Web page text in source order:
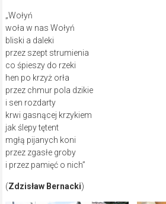
„Wołyń
woła w nas Wołyń
bliski a daleki
przez szept strumienia
co śpieszy do rzeki
hen po krzyż orła
przez chmur pola dzikie
i sen rozdarty
krwi gasnącej krzykiem
jak ślepy tętent
mgłą pijanych koni
przez zgasłe groby
i przez pamięć o nich”
(Zdzisław Bernacki)